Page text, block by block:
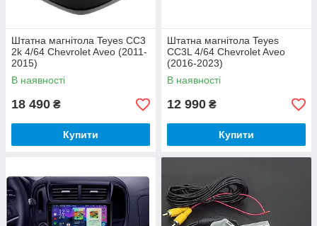
Штатна магнітола Teyes CC3
2k 4/64 Chevrolet Aveo (2011-
2015)
В наявності
18 490 ₴
Купити
Штатна магнітола Teyes
CC3L 4/64 Chevrolet Aveo
(2016-2023)
В наявності
12 990 ₴
Купити